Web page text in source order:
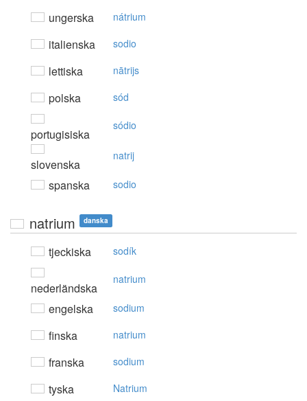
ungerska nátrium
italienska sodio
lettiska nātrijs
polska sód
portugisiska
sódio
slovenska
natrij
spanska sodio
natrium danska
tjeckiska sodík
nederländska
natrium
engelska sodium
finska natrium
franska sodium
tyska Natrium